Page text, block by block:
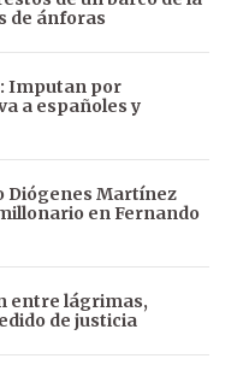
de ánforas
Imputan por
a españoles y
Diógenes Martínez
en Fernando
entre lágrimas,
de justicia